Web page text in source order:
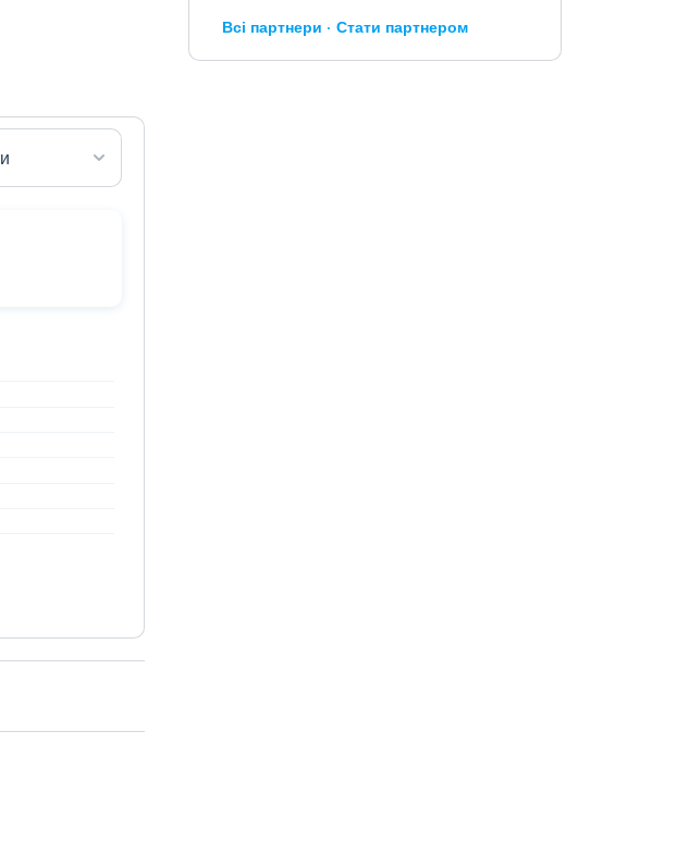
Всі партнери Стати партнером